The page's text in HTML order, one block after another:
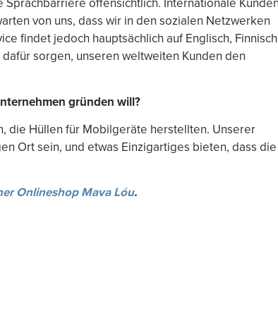
offensichtlich. Internationale
von uns, dass wir in den sozialen Netzwerken
findet jedoch hauptsächlich auf Englisch, Finnisch
sorgen, unseren weltweiten Kunden den
gründen will?
die Hüllen für Mobilgeräte herstellten. Unserer
Ort sein, und etwas Einzigartiges bieten, dass die
Onlineshop Mava Lóu.